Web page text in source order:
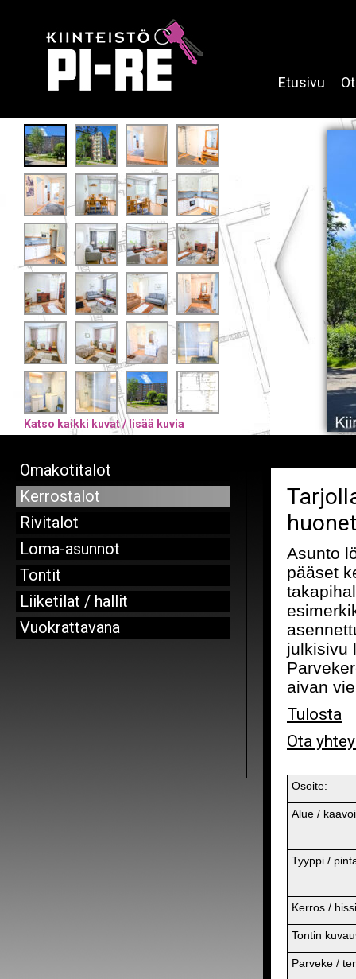
Etusivu
Katso kaikki kuvat / lisää kuvia
Omakotitalot
Kerrostalot
Rivitalot
Loma-asunnot
Tontit
Liiketilat / hallit
Vuokrattavana
Asunto
pääset
julkisivu
aivan
Tulosta
Ota
Osoite:
Alue /
Tyyppi /
Kerros /
Tontin
Parveke /